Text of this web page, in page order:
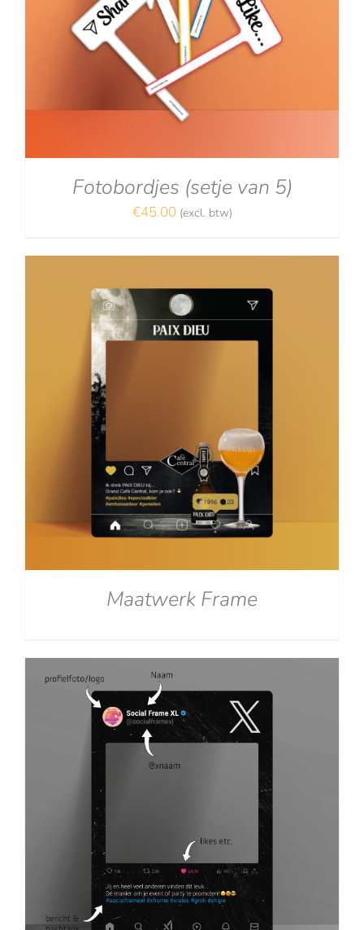
Fotobordjes (setje van 5)
€45.00 (excl. btw)
Maatwerk Frame